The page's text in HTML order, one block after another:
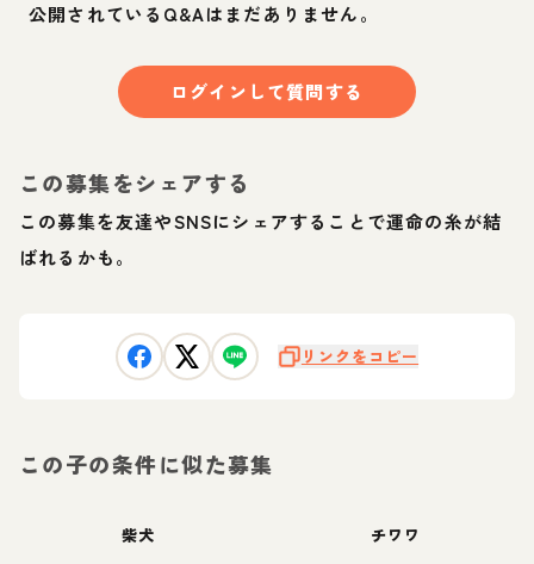
公開されているQ&Aはまだありません。
ログインして質問する
この募集をシェアする
この募集を友達やSNSにシェアすることで運命の糸が結
ばれるかも。
リンクをコピー
この子の条件に似た募集
柴犬 チワワ